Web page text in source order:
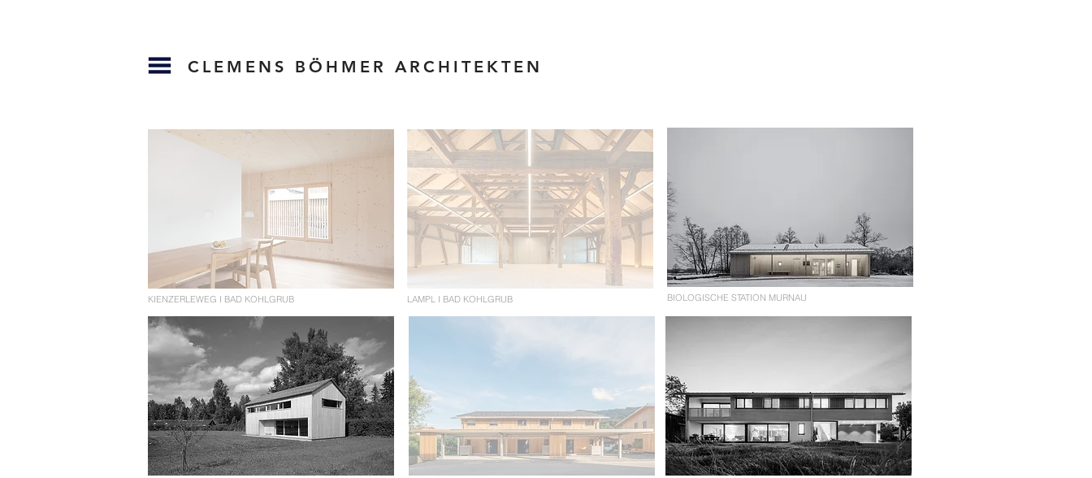
CLEMENS BÖHMER ARCHITEKTEN
KIENZERLEWEG I BAD KOHLGRUB LAMPL I BAD KOHLGRUB BIOLOGISCHE STATION MURNAU